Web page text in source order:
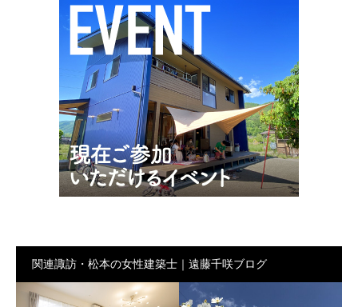
関連諏訪・松本の女性建築士｜遠藤千咲ブログ